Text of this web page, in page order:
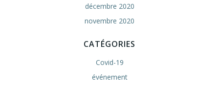
décembre 2020
novembre 2020
CATÉGORIES
Covid-19
événement